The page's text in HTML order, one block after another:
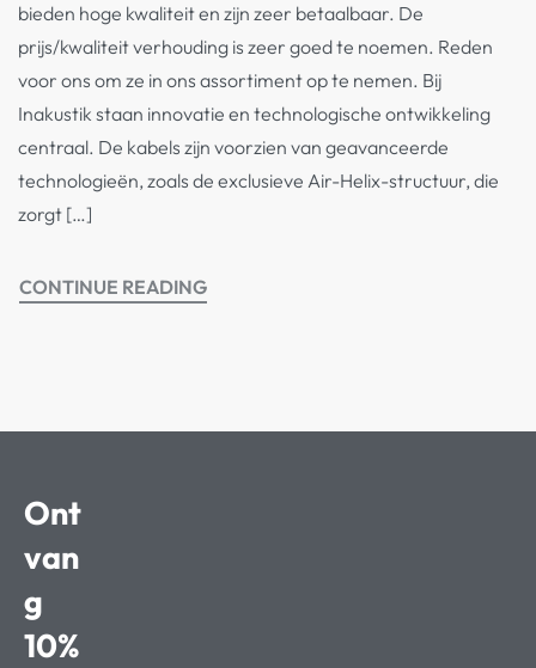
bieden hoge kwaliteit en zijn zeer betaalbaar. De
prijs/kwaliteit verhouding is zeer goed te noemen. Reden
voor ons om ze in ons assortiment op te nemen. Bij
Inakustik staan innovatie en technologische ontwikkeling
centraal. De kabels zijn voorzien van geavanceerde
technologieën, zoals de exclusieve Air-Helix-structuur, die
zorgt […]
CONTINUE READING
Ont
van
g
10%